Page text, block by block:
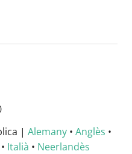
| Alemany• Anglès •
• Italià • Neerlandès